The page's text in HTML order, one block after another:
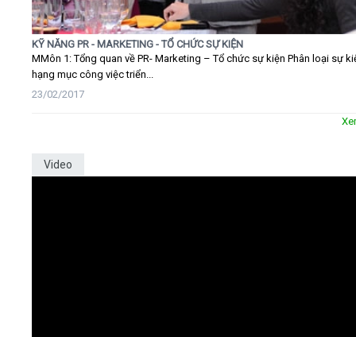
KỸ NĂNG PR - MARKETING - TỔ CHỨC SỰ KIỆN
MMôn 1: Tổng quan về PR- Marketing – Tổ chức sự kiện Phân loại sự
hạng mục công việc triển...
23/02/2017
Video